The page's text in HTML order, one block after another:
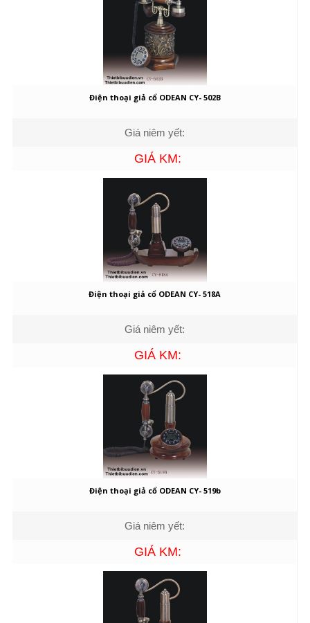
Điện thoại giả cổ ODEAN CY- 502B
Giá niêm yết:
GIÁ KM:
Điện thoại giả cổ ODEAN CY- 518A
Giá niêm yết:
GIÁ KM:
Điện thoại giả cổ ODEAN CY- 519b
Giá niêm yết:
GIÁ KM: